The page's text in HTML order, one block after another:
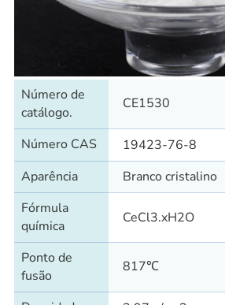
Número de
catálogo.
CE1530
Número CAS
19423-76-8
Aparência
Branco cristalino
Fórmula
química
CeCl3.xH2O
Ponto de
fusão
817℃